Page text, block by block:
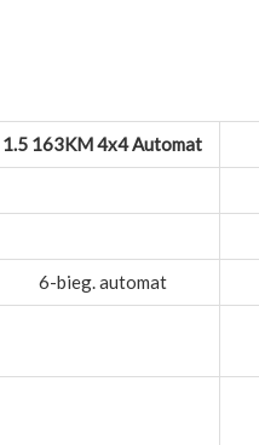
1.5 163KM 4x4 Automat
6-bieg. automat